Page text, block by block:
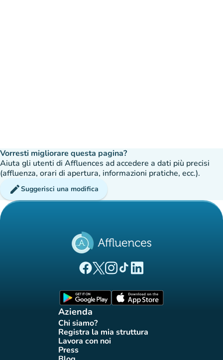
Vorresti migliorare questa pagina?
Aiuta gli utenti di Affluences ad accedere a dati più precisi
(affluenza, orari di apertura, informazioni pratiche, ecc.).
editSuggerisci una modifica
(nuova scheda)
(nuova scheda)
(nuova scheda)
(nuova scheda)
(nuova scheda)
Azienda
Chi siamo?(nuova scheda)
Registra la mia struttura
(nuova scheda)
Lavora con noi
(nuova scheda)
Press(nuova scheda)